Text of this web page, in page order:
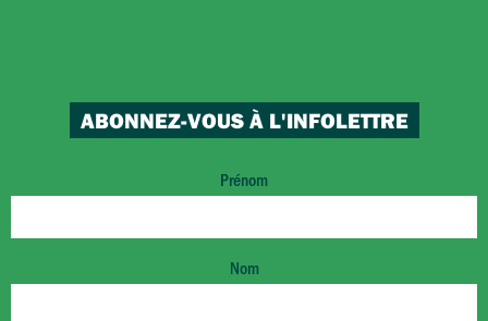
ABONNEZ-VOUS À L'INFOLETTRE
Prénom
Nom